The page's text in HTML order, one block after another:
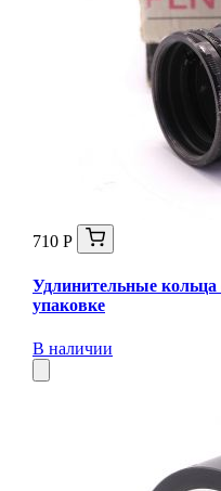
710 Р
Удлинительные
упаковке
В наличии